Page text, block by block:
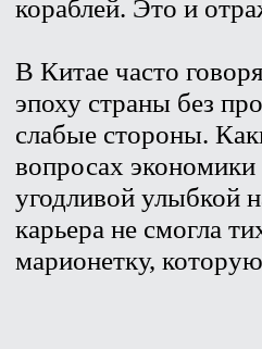
кораблей. Это и
В Китае часто
эпоху страны без
слабые стороны.
вопросах экономики
угодливой улыбкой
карьера не смогла
марионетку,